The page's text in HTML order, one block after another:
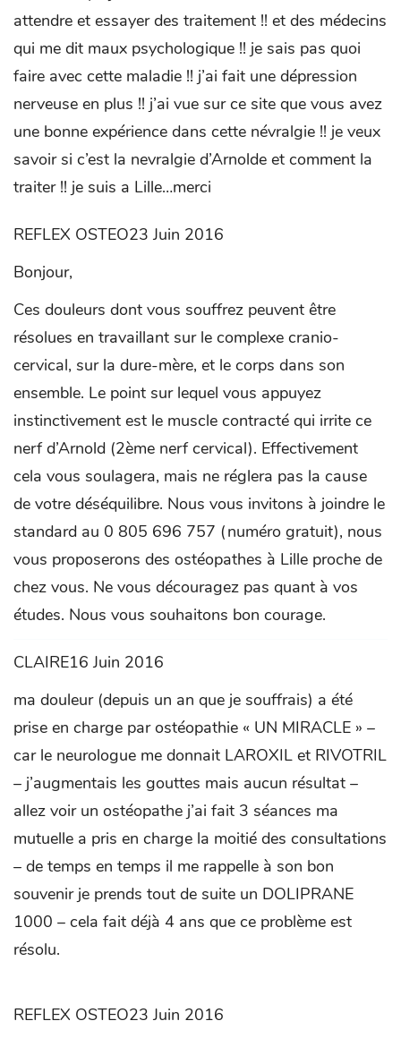
attendre et essayer des traitement !! et des médecins
qui me dit maux psychologique !! je sais pas quoi
faire avec cette maladie !! j’ai fait une dépression
nerveuse en plus !! j’ai vue sur ce site que vous avez
une bonne expérience dans cette névralgie !! je veux
savoir si c’est la nevralgie d’Arnolde et comment la
traiter !! je suis a Lille…merci
REFLEX OSTEO23 Juin 2016
Bonjour,
Ces douleurs dont vous souffrez peuvent être
résolues en travaillant sur le complexe cranio-
cervical, sur la dure-mère, et le corps dans son
ensemble. Le point sur lequel vous appuyez
instinctivement est le muscle contracté qui irrite ce
nerf d’Arnold (2ème nerf cervical). Effectivement
cela vous soulagera, mais ne réglera pas la cause
de votre déséquilibre. Nous vous invitons à joindre le
standard au 0 805 696 757 (numéro gratuit), nous
vous proposerons des ostéopathes à Lille proche de
chez vous. Ne vous découragez pas quant à vos
études. Nous vous souhaitons bon courage.
CLAIRE16 Juin 2016
ma douleur (depuis un an que je souffrais) a été
prise en charge par ostéopathie « UN MIRACLE » –
car le neurologue me donnait LAROXIL et RIVOTRIL
– j’augmentais les gouttes mais aucun résultat –
allez voir un ostéopathe j’ai fait 3 séances ma
mutuelle a pris en charge la moitié des consultations
– de temps en temps il me rappelle à son bon
souvenir je prends tout de suite un DOLIPRANE
1000 – cela fait déjà 4 ans que ce problème est
résolu.
REFLEX OSTEO23 Juin 2016